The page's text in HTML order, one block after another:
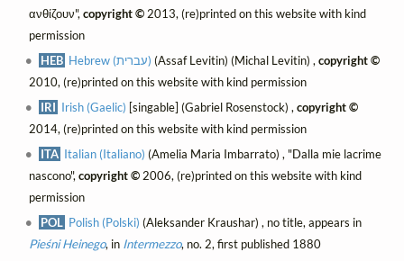
ανθίζουν", copyright ©2013, (re)printed on this website with kind
permission
HEB
Hebrew (עברית) (Assaf Levitin) (Michal Levitin) ,copyright ©
2010, (re)printed on this website with kind permission
IRI Irish (Gaelic) [singable] (Gabriel Rosenstock) ,copyright ©
2014, (re)printed on this website with kind permission
ITA Italian (Italiano) (Amelia Maria Imbarrato) , "Dalla mie lacrime
nascono", copyright ©2006, (re)printed on this website with kind
permission
POL Polish (Polski) (Aleksander Kraushar) , no title, appears in
Pieśni Heinego, in Intermezzo, no. 2, first published 1880